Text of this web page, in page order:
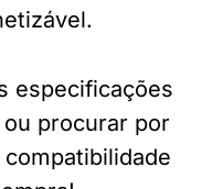
especificações
procurar por